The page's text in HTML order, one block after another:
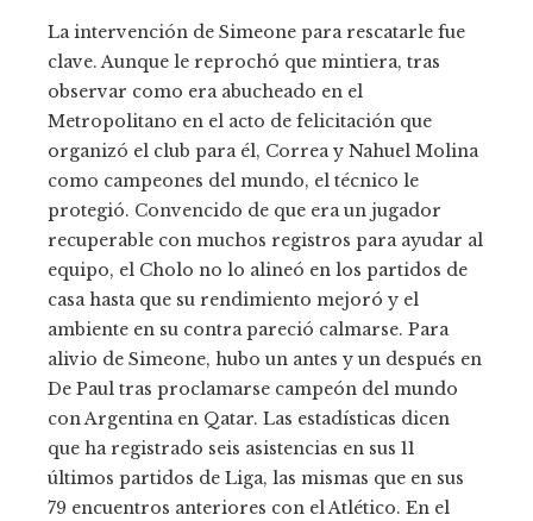
La intervención de Simeone para rescatarle fue
clave. Aunque le reprochó que mintiera, tras
observar como era abucheado en el
Metropolitano en el acto de felicitación que
organizó el club para él, Correa y Nahuel Molina
como campeones del mundo, el técnico le
protegió. Convencido de que era un jugador
recuperable con muchos registros para ayudar al
equipo, el Cholo no lo alineó en los partidos de
casa hasta que su rendimiento mejoró y el
ambiente en su contra pareció calmarse. Para
alivio de Simeone, hubo un antes y un después en
De Paul tras proclamarse campeón del mundo
con Argentina en Qatar. Las estadísticas dicen
que ha registrado seis asistencias en sus 11
últimos partidos de Liga, las mismas que en sus
79 encuentros anteriores con el Atlético. En el